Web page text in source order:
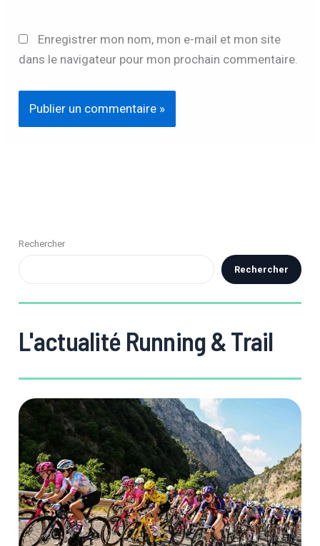
Enregistrer mon nom, mon e-mail et mon site
dans le navigateur pour mon prochain commentaire.
Rechercher
Rechercher
L'actualité Running & Trail